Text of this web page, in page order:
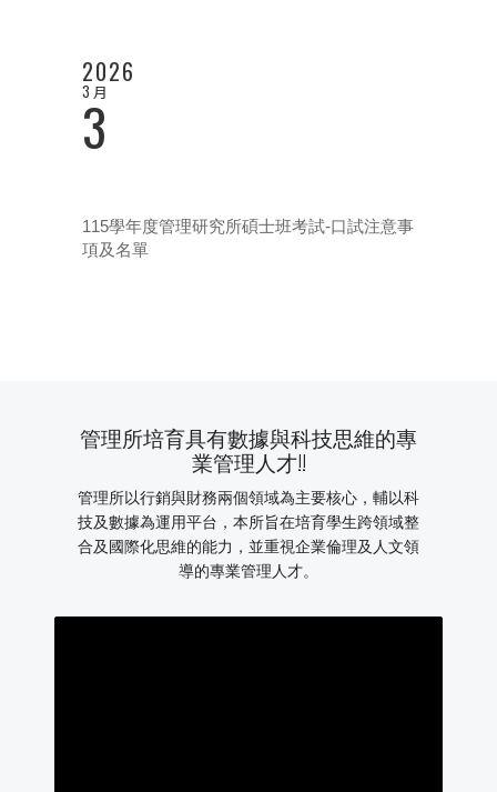
2026
3 月
3
115學年度管理研究所碩士班考試-口試注意事
項及名單
管理所培育具有數據與科技思維的專
業管理人才!!
管理所以行銷與財務兩個領域為主要核心，輔以科
技及數據為運用平台，本所旨在培育學生跨領域整
合及國際化思維的能力，並重視企業倫理及人文領
導的專業管理人才。